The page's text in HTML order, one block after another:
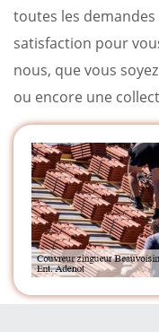
toutes les demandes
satisfaction pour
nous, que vous
ou encore une